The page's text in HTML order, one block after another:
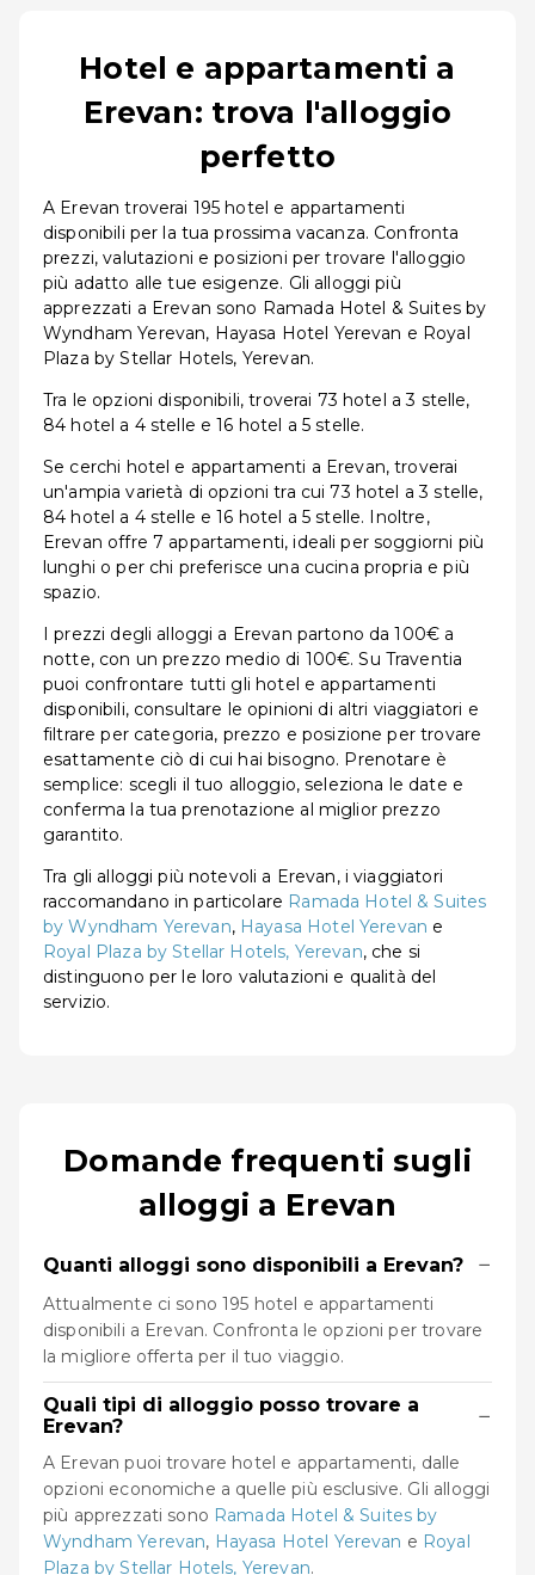
Hotel e appartamenti a
Erevan: trova l'alloggio
perfetto
A Erevan troverai 195 hotel e appartamenti
disponibili per la tua prossima vacanza. Confronta
prezzi, valutazioni e posizioni per trovare l'alloggio
più adatto alle tue esigenze. Gli alloggi più
apprezzati a Erevan sono Ramada Hotel & Suites by
Wyndham Yerevan, Hayasa Hotel Yerevan e Royal
Plaza by Stellar Hotels, Yerevan.
Tra le opzioni disponibili, troverai 73 hotel a 3 stelle,
84 hotel a 4 stelle e 16 hotel a 5 stelle.
Se cerchi hotel e appartamenti a Erevan, troverai
un'ampia varietà di opzioni tra cui 73 hotel a 3 stelle,
84 hotel a 4 stelle e 16 hotel a 5 stelle. Inoltre,
Erevan offre 7 appartamenti, ideali per soggiorni più
lunghi o per chi preferisce una cucina propria e più
spazio.
I prezzi degli alloggi a Erevan partono da 100€ a
notte, con un prezzo medio di 100€. Su Traventia
puoi confrontare tutti gli hotel e appartamenti
disponibili, consultare le opinioni di altri viaggiatori e
filtrare per categoria, prezzo e posizione per trovare
esattamente ciò di cui hai bisogno. Prenotare è
semplice: scegli il tuo alloggio, seleziona le date e
conferma la tua prenotazione al miglior prezzo
garantito.
Tra gli alloggi più notevoli a Erevan, i viaggiatori
raccomandano in particolare Ramada Hotel & Suites
by Wyndham Yerevan, Hayasa Hotel Yerevan e
Royal Plaza by Stellar Hotels, Yerevan, che si
distinguono per le loro valutazioni e qualità del
servizio.
Domande frequenti sugli
alloggi a Erevan
Quanti alloggi sono disponibili a Erevan? −
Attualmente ci sono 195 hotel e appartamenti
disponibili a Erevan. Confronta le opzioni per trovare
la migliore offerta per il tuo viaggio.
Quali tipi di alloggio posso trovare a
Erevan?
−
A Erevan puoi trovare hotel e appartamenti, dalle
opzioni economiche a quelle più esclusive. Gli alloggi
più apprezzati sono Ramada Hotel & Suites by
Wyndham Yerevan, Hayasa Hotel Yerevan e Royal
Plaza by Stellar Hotels, Yerevan.